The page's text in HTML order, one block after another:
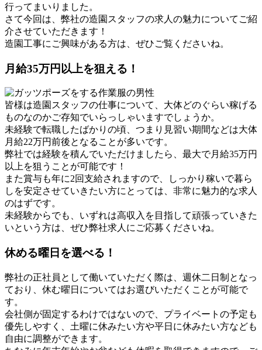
行ってまいりました。
さて今回は、弊社の造園スタッフの求人の魅力についてご紹
介させていただきます！
造園工事にご興味がある方は、ぜひご覧くださいね。
月給35万円以上を狙える！
皆様は造園スタッフの仕事について、大体どのぐらい稼げる
ものなのかご存知でいらっしゃいますでしょうか。
未経験で転職したばかりの頃、つまり見習い期間などは大体
月給22万円前後となることが多いです。
弊社では経験を積んでいただけましたら、最大で月給35万円
以上を狙うことが可能です！
また賞与も年に2回支給されますので、しっかり稼いで暮ら
しを安定させていきたい方にとっては、非常に魅力的な求人
のはずです。
未経験からでも、いずれは高収入を目指して頑張っていきた
いという方は、ぜひ弊社求人にご応募くださいね。
休める曜日を選べる！
弊社の正社員として働いていただく際は、週休二日制となっ
ており、休む曜日についてはお選びいただくことが可能で
す。
会社側が固定するわけではないので、プライベートの予定も
優先しやすく、土曜に休みたい方や平日に休みたい方なども
自由に調整ができます。